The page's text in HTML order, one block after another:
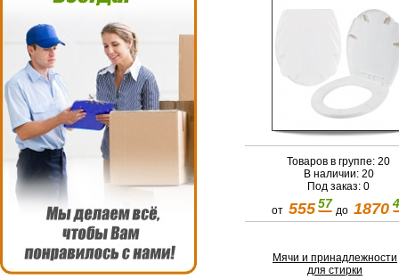
Товаров в группе: 20
В наличии: 20
Под заказ: 0
от 555 57до1870
Мячи и принадлежности
для стирки